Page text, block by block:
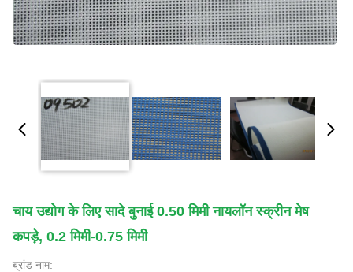
चाय उद्योग के लिए सादे बुनाई 0.50 मिमी नायलॉन स्क्रीन मेष
कपड़े, 0.2 मिमी-0.75 मिमी
ब्रांड नाम: